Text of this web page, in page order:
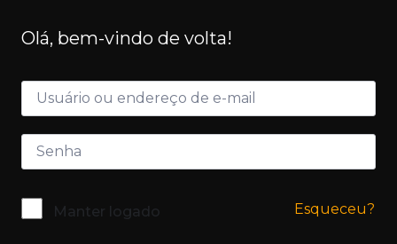
Olá, bem-vindo de volta!
Manter logado Esqueceu?